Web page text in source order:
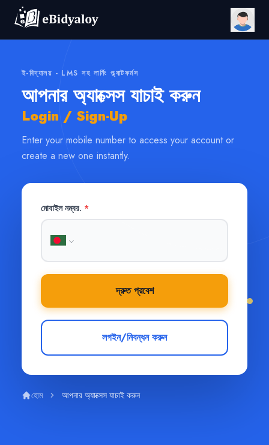
ই-বিদ্যালয় - LMS সহ লার্নিং প্ল্যাটফর্মস
আপনার অ্যাক্সেস যাচাই করুন
Login / Sign-Up
Enter your mobile number to access your account or
create a new one instantly.
মোবাইল নম্বর. *
দ্রুত প্রবেশ
লগইন/নিবন্ধন করুন
হোম আপনার অ্যাক্সেস যাচাই করুন